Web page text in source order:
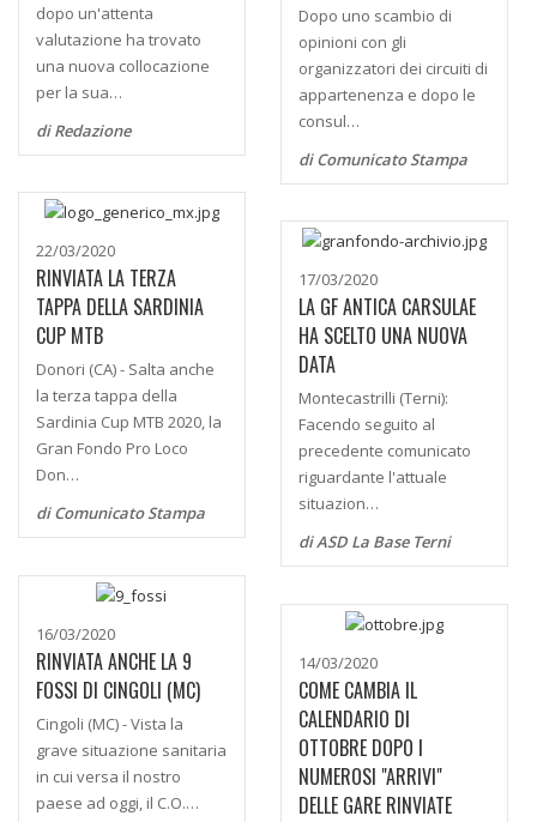
dopo un'attenta
valutazione ha trovato
una nuova collocazione
per la sua…
di Redazione
Dopo uno scambio di
opinioni con gli
organizzatori dei circuiti di
appartenenza e dopo le
consul…
di Comunicato Stampa
22/03/2020
RINVIATA LA TERZA
TAPPA DELLA SARDINIA
CUP MTB
Donori (CA) - Salta anche
la terza tappa della
Sardinia Cup MTB 2020, la
Gran Fondo Pro Loco
Don…
di Comunicato Stampa
17/03/2020
LA GF ANTICA CARSULAE
HA SCELTO UNA NUOVA
DATA
Montecastrilli (Terni):
Facendo seguito al
precedente comunicato
riguardante l'attuale
situazion…
di ASD La Base Terni
16/03/2020
RINVIATA ANCHE LA 9
FOSSI DI CINGOLI (MC)
Cingoli (MC) - Vista la
grave situazione sanitaria
in cui versa il nostro
paese ad oggi, il C.O.…
14/03/2020
COME CAMBIA IL
CALENDARIO DI
OTTOBRE DOPO I
NUMEROSI "ARRIVI"
DELLE GARE RINVIATE